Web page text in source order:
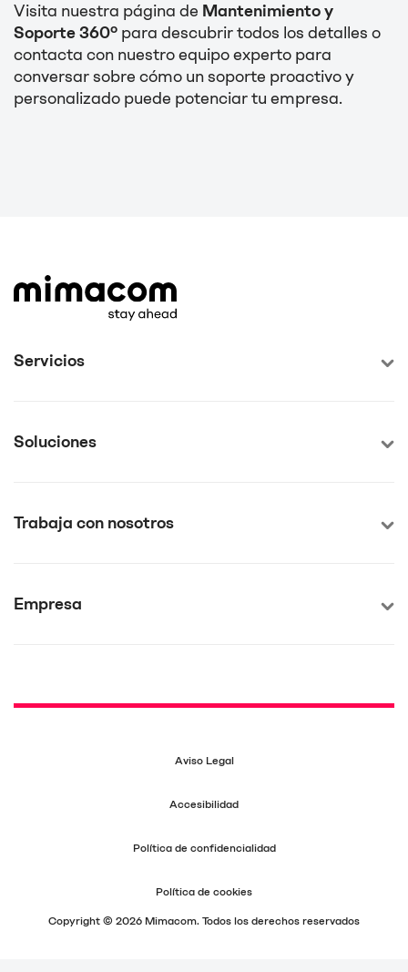
Visita nuestra página de Mantenimiento y
Soporte 360º para descubrir todos los detalles o
contacta con nuestro equipo experto para
conversar sobre cómo un soporte proactivo y
personalizado puede potenciar tu empresa.
Servicios
Soluciones
Trabaja con nosotros
Empresa
Copyright © 2026 Mimacom. Todos los derechos reservados
Aviso Legal
Accesibilidad
Política de confidencialidad
Política de cookies